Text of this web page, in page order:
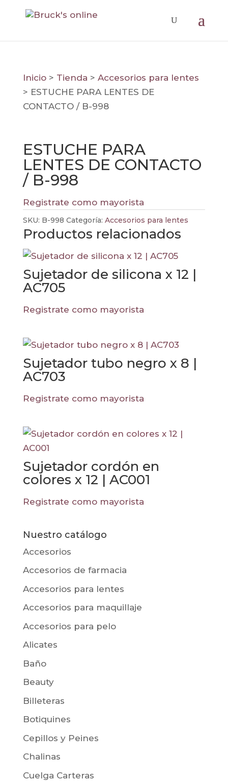
Inicio > Tienda > Accesorios para lentes
> ESTUCHE PARA LENTES DE
CONTACTO / B-998
ESTUCHE PARA
LENTES DE CONTACTO
/ B-998
Registrate como mayorista
SKU: B-998 Categoría: Accesorios para lentes
Productos relacionados
Sujetador de silicona x 12 |
AC705
Registrate como mayorista
Sujetador tubo negro x 8 |
AC703
Registrate como mayorista
Sujetador cordón en
colores x 12 | AC001
Registrate como mayorista
Nuestro catálogo
Accesorios
Accesorios de farmacia
Accesorios para lentes
Accesorios para maquillaje
Accesorios para pelo
Alicates
Baño
Beauty
Billeteras
Botiquines
Cepillos y Peines
Chalinas
Cuelga Carteras